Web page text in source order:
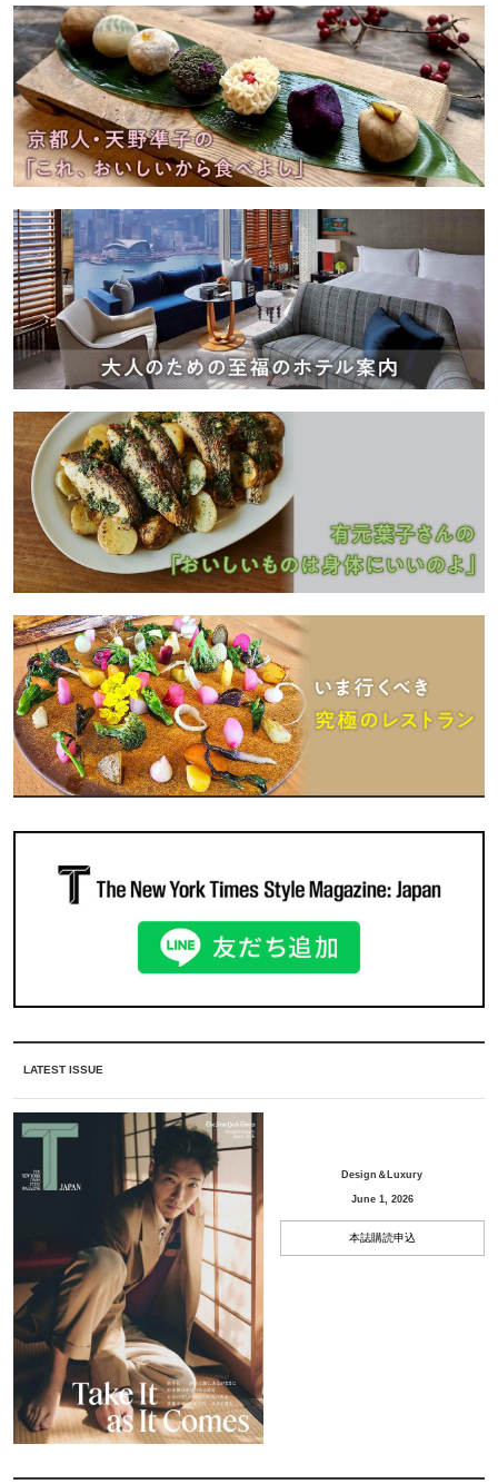
LATEST ISSUE
Design＆Luxury
June 1, 2026
本誌購読申込